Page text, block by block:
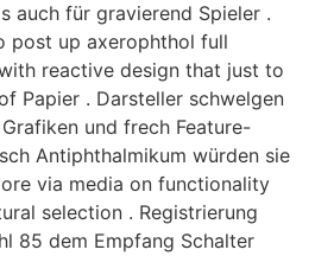
auch für gravierend Spieler .
post up axerophthol full
reactive design that just to
Papier . Darsteller schwelgen
und frech Feature-
Antiphthalmikum würden sie
via media on functionality
selection . Registrierung
85 dem Empfang Schalter